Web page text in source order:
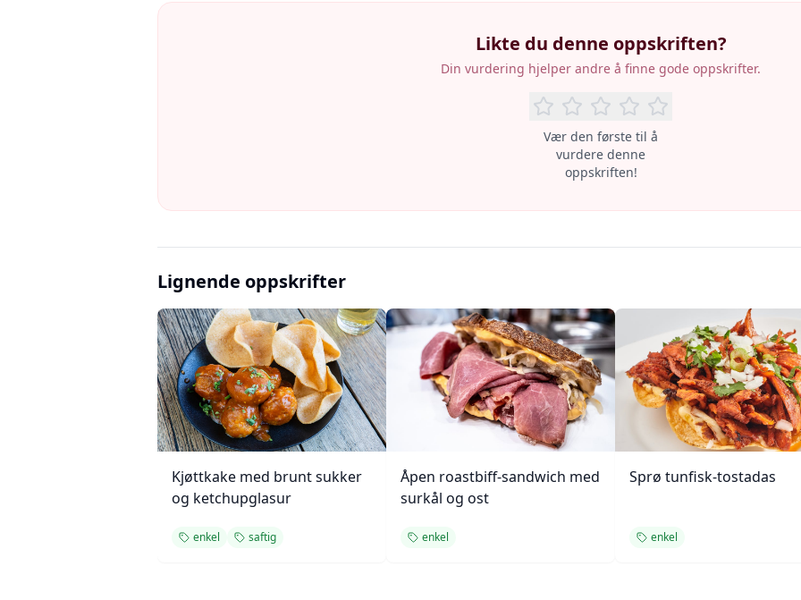
Likte du denne oppskriften?
Din vurdering hjelper andre å finne gode oppskrifter.
Vær den første til å
vurdere denne
oppskriften!
Lignende oppskrifter
Kjøttkake med brunt sukker
og ketchupglasur
enkel saftig
Åpen roastbiff-sandwich med
surkål og ost
enkel
Sprø tunfisk-tostadas
enkel